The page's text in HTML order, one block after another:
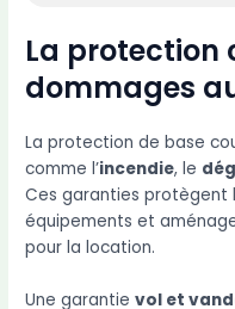
La protection
dommages
La protection de base
comme l’incendie, le
Ces garanties protègent
équipements et
pour la location.
Une garantievol et